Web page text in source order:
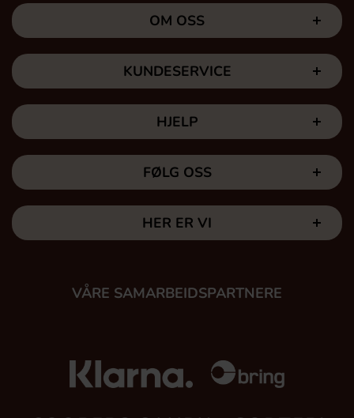
OM OSS
KUNDESERVICE
HJELP
FØLG OSS
HER ER VI
VÅRE SAMARBEIDSPARTNERE